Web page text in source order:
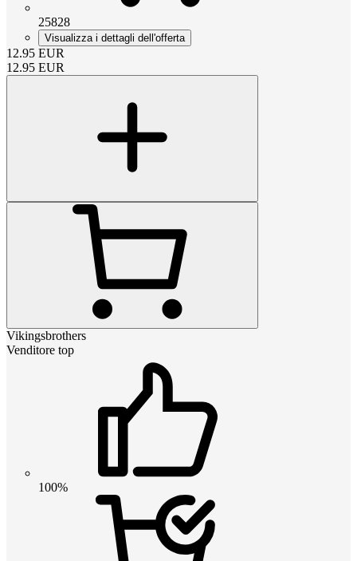
25828
Visualizza i dettagli dell'offerta
12.95 EUR
12.95 EUR
Vikingsbrothers
Venditore top
100%